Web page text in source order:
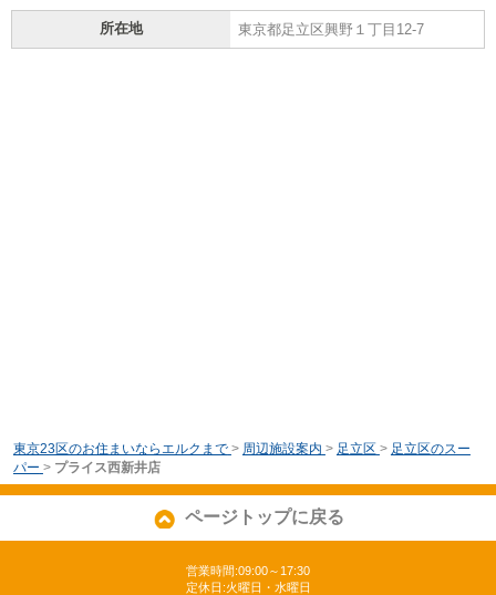
所在地 東京都足立区興野１丁目12-7
東京23区のお住まいならエルクまで > 周辺施設案内 > 足立区 > 足立区のスー
パー > プライス西新井店
ページトップに戻る
営業時間:09:00～17:30
定休日:火曜日・水曜日